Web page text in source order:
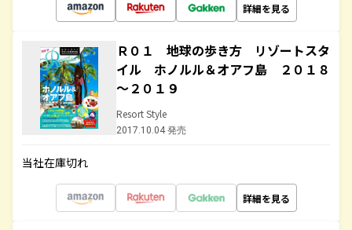
詳細を見る
Ｒ０１ 地球の歩き方 リゾートスタ
イル ホノルル＆オアフ島 ２０１８
～２０１９
Resort Style
2017.10.04 発売
当社在庫切れ
詳細を見る